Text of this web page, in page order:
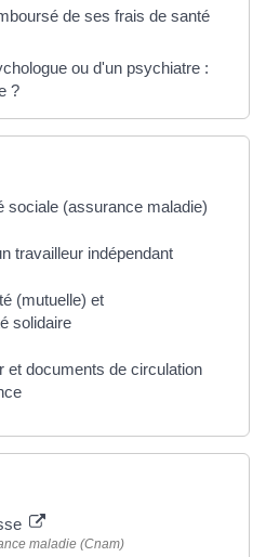
de ses frais de santé
ou d'un psychiatre :
?
sociale (assurance maladie)
travailleur indépendant
(mutuelle) et
solidaire
et documents de circulation
maladie (Cnam)